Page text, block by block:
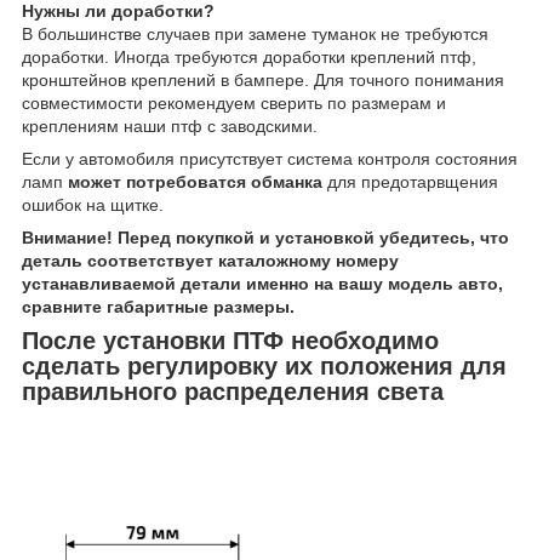
Нужны ли доработки?
В большинстве случаев при замене туманок не требуются
доработки. Иногда требуются доработки креплений птф,
кронштейнов креплений в бампере. Для точного понимания
совместимости рекомендуем сверить по размерам и
креплениям наши птф с заводскими.
Если у автомобиля присутствует система контроля состояния
ламп может потребоватся обманка для предотарвщения
ошибок на щитке.
Внимание! Перед покупкой и установкой убедитесь, что
деталь соответствует каталожному номеру
устанавливаемой детали именно на вашу модель авто,
сравните габаритные размеры.
После установки ПТФ необходимо
сделать регулировку их положения для
правильного распределения света